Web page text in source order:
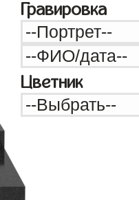
Гравировка
Цветник